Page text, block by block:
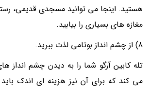
هستید. اینجا می توانید مسجدی قدیمی،
مغازه های بسیاری را بیابید.
8) از چشم انداز بوتامی لذت ببرید.
تله کابین آرگو شما را به دیدن چشم انداز
می کند که برای آن نیز هزینه ای اندک